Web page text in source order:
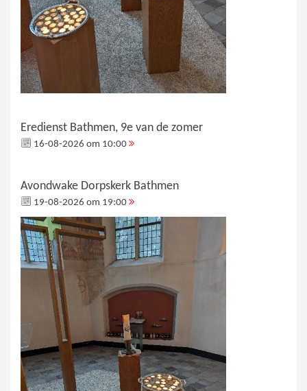
Eredienst Bathmen, 9e van de zomer
16-08-2026 om 10:00
Avondwake Dorpskerk Bathmen
19-08-2026 om 19:00